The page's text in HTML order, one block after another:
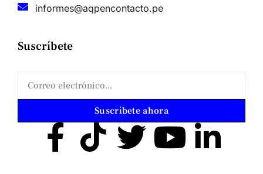
informes@aqpencontacto.pe
Suscríbete
Suscríbete ahora